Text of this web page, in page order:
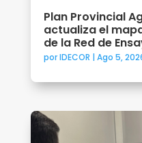
Plan Provincial
actualiza el
de la Red de
porIDECOR | Ago 5,